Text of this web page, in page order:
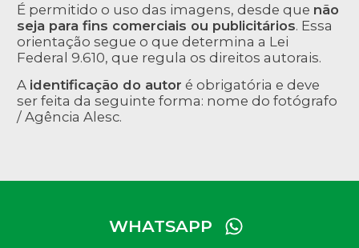
É permitido o uso das imagens, desde que não
seja para fins comerciais ou publicitários. Essa
orientação segue o que determina a Lei
Federal 9.610, que regula os direitos autorais.
A identificação do autor é obrigatória e deve
ser feita da seguinte forma: nome do fotógrafo
/ Agência Alesc.
WHATSAPP